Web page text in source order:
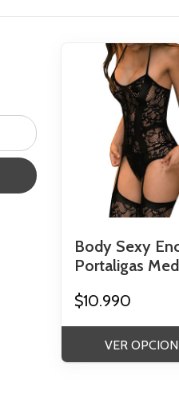
Body Sexy
Portaligas
$10.990
VER